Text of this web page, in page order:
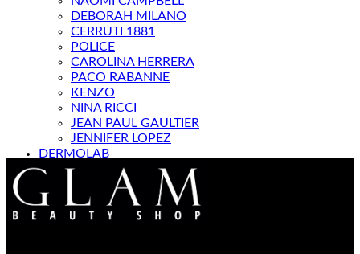
DEBORAH MILANO
CERRUTI 1881
POLICE
CAROLINA HERRERA
PACO RABANNE
KENZO
NINA RICCI
JEAN PAUL GAULTIER
JENNIFER LOPEZ
DERMOLAB
МАГАЗИН